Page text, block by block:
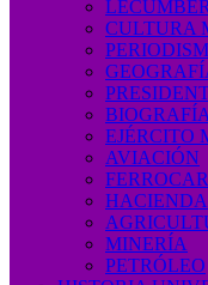
CULTURA
EJÉRCITO
AVIACIÓN
HACIENDA
MINERÍA
PETRÓLEO